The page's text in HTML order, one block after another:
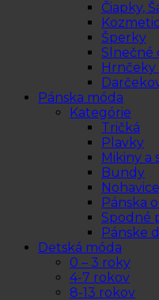
Čiapky,
Šperky
Slnečné
Hrnčeky
Pánska móda
Kategórie
Tričká
Plavky
Mikiny a
Bundy
Pánska
Spodné
Pánske
Detská móda
0 – 3 roky
4-7 rokov
8-13 rokov